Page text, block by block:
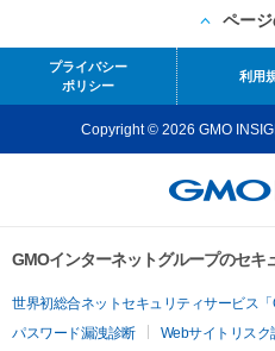
ペー
プライバシー
ポリシー
利用
Copyright © 2026 GMO
GMOインターネットグループのセキ
世界初総合ネットセキュリティサービス「
パスワード漏洩診断
Webサイトリスク